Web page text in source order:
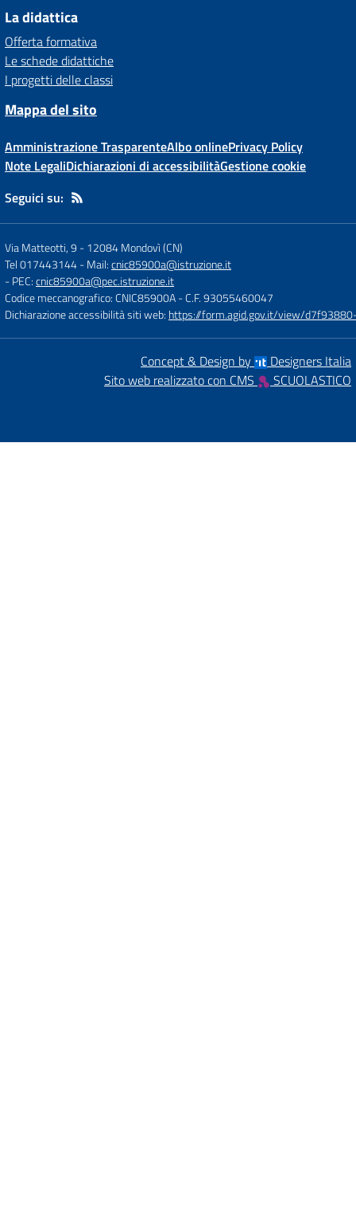
La didattica
Offerta formativa
Le schede didattiche
I progetti delle classi
Mappa del sito
Amministrazione TrasparenteAlbo onlinePrivacy Policy
Note LegaliDichiarazioni di accessibilitàGestione cookie
Seguici su:
Via Matteotti, 9 -12084 Mondovì (CN)
Tel 017443144- Mail:cnic85900a@istruzione.it
- PEC:cnic85900a@pec.istruzione.it
Codice meccanografico: CNIC85900A- C.F. 93055460047
Dichiarazione accessibilità siti web: https://form.agid.gov.it/view/
Concept & Design by
Designers Italia
Sito web realizzato con CMS
SCUOLASTICO